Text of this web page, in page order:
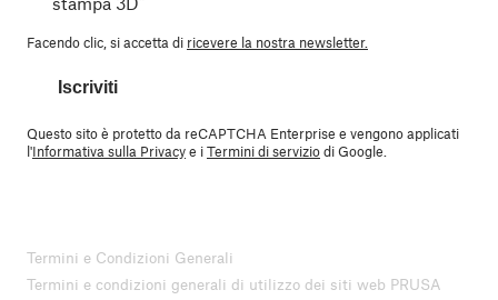
Facendo clic, si accetta di ricevere la nostra newsletter.
Iscriviti
Questo sito è protetto da reCAPTCHA Enterprise e vengono applicati
l'Informativa sulla Privacye iTermini di serviziodi Google.
Termini e Condizioni Generali
Termini e condizioni generali di utilizzo dei siti web PRUSA